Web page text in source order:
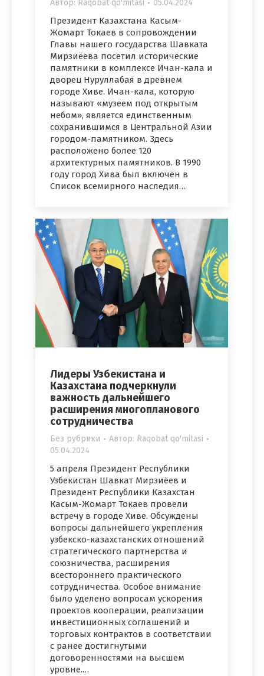
Автор: Raqobat qo'mitasi 05.04.2024
Президент Казахстана Касым-
Жомарт Токаев в сопровождении
Главы нашего государства Шавката
Мирзиёева посетил исторические
памятники в комплексе Ичан-кала и
дворец Нуруллабая в древнем
городе Хиве. Ичан-кала, которую
называют «музеем под открытым
небом», является единственным
сохранившимся в Центральной Азии
городом-памятником. Здесь
расположено более 120
архитектурных памятников. В 1990
году город Хива был включён в
Список всемирного наследия…
Лидеры Узбекистана и
Казахстана подчеркнули
важность дальнейшего
расширения многопланового
сотрудничества
Без рубрики Автор: Raqobat qo'mitasi
05.04.2024
5 апреля Президент Республики
Узбекистан Шавкат Мирзиёев и
Президент Республики Казахстан
Касым-Жомарт Токаев провели
встречу в городе Хиве. Обсуждены
вопросы дальнейшего укрепления
узбекско-казахстанских отношений
стратегического партнерства и
союзничества, расширения
всестороннего практического
сотрудничества. Особое внимание
было уделено вопросам ускорения
проектов кооперации, реализации
инвестиционных соглашений и
торговых контрактов в соответствии
с ранее достигнутыми
договоренностями на высшем
уровне.…